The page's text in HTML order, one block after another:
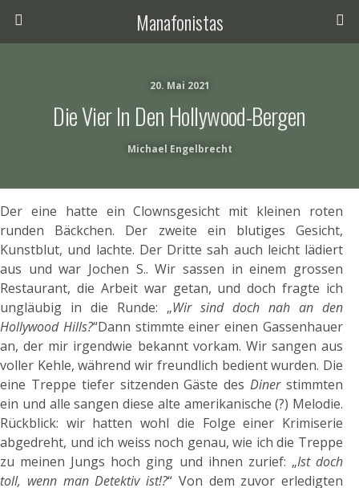
Manafonistas
20. Mai 2021
Die Vier In Den Hollywood-Bergen
Michael Engelbrecht
Der eine hatte ein Clownsgesicht mit kleinen roten
runden Bäckchen. Der zweite ein blutiges Gesicht,
Kunstblut, und lachte. Der Dritte sah auch leicht lädiert
aus und war Jochen S.. Wir sassen in einem grossen
Restaurant, die Arbeit war getan, und doch fragte ich
ungläubig in die Runde: „Wir sind doch nah an den
Hollywood Hills?“Dann stimmte einer einen Gassenhauer
an, der mir irgendwie bekannt vorkam. Wir sangen aus
voller Kehle, während wir freundlich bedient wurden. Die
eine Treppe tiefer sitzenden Gäste desDinerstimmten
ein und alle sangen diese alte amerikanische (?) Melodie.
Rückblick: wir hatten wohl die Folge einer Krimiserie
abgedreht, und ich weiss noch genau, wie ich die Treppe
zu meinen Jungs hoch ging und ihnen zurief: „Ist doch
toll, wenn man Detektiv ist!?“ Von dem zuvor erledigten